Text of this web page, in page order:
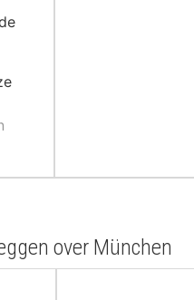
over München